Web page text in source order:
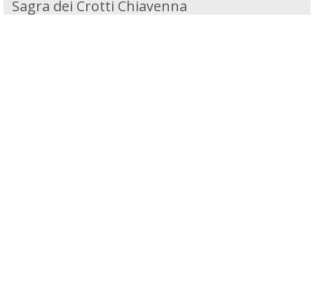
Sagra dei Crotti Chiavenna